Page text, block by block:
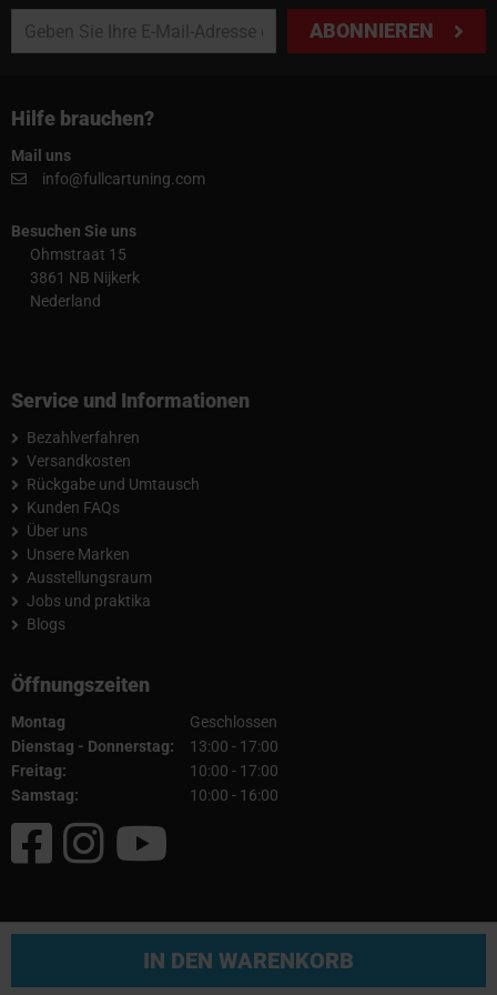
IN DEN WARENKORB
ABONNIEREN
Hilfe brauchen?
Mail uns
info@fullcartuning.com
Besuchen Sie uns
Ohmstraat 15
3861 NB Nijkerk
Nederland
Service und Informationen
Bezahlverfahren
Versandkosten
Rückgabe und Umtausch
Kunden FAQs
Über uns
Unsere Marken
Ausstellungsraum
Jobs und praktika
Blogs
Öffnungszeiten
Montag
Geschlossen
Dienstag - Donnerstag:
13:00 - 17:00
Freitag:
10:00 - 17:00
Samstag:
10:00 - 16:00
AGB| Impressum | Datenschutz